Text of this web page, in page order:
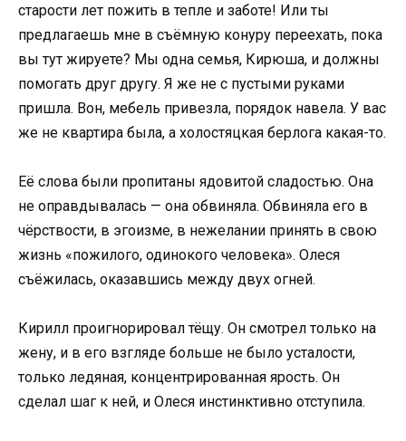
старости лет пожить в тепле и заботе! Или ты
предлагаешь мне в съёмную конуру переехать, пока
вы тут жируете? Мы одна семья, Кирюша, и должны
помогать друг другу. Я же не с пустыми руками
пришла. Вон, мебель привезла, порядок навела. У вас
же не квартира была, а холостяцкая берлога какая-то.
Её слова были пропитаны ядовитой сладостью. Она
не оправдывалась — она обвиняла. Обвиняла его в
чёрствости, в эгоизме, в нежелании принять в свою
жизнь «пожилого, одинокого человека». Олеся
съёжилась, оказавшись между двух огней.
Кирилл проигнорировал тёщу. Он смотрел только на
жену, и в его взгляде больше не было усталости,
только ледяная, концентрированная ярость. Он
сделал шаг к ней, и Олеся инстинктивно отступила.